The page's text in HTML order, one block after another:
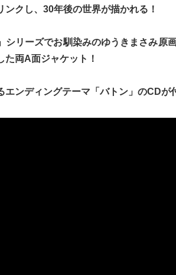
ンクし、30年後の世界が描かれる！
リーズでお馴染みのゆうきまさみ原
た両A面ジャケット！
ンディングテーマ「バトン」のCDが